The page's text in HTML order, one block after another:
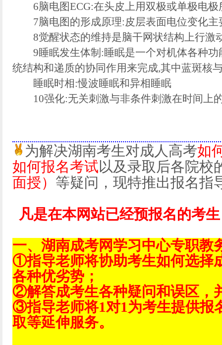
6脑电图ECG:在头皮上用双极或单极电极
7脑电图的形成原理:皮层表面电位变化主
8觉醒状态的维持是脑干网状结构上行激
9睡眠发生体制:睡眠是一个对机体各种功
统结构和递质的协同作用来完成,其中蓝斑核
睡眠时相:慢波睡眠和异相睡眠
10强化:无关刺激与非条件刺激在时间上
为解决湖南考生对成人高考如
如何报名考试以及录取后各院校
面授） 等疑问，现特推出报名指
凡是在本网站已经预报名的考
一、湖南成考网学习中心专职教
①指导老师将协助考生如何选择
各种优劣势；
②解答成考生各种疑问和误区，
③指导老师将1对1为考生提供报
取等延伸服务。